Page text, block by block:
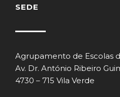
SEDE
Agrupamento de Escolas
Av. Dr. António Ribeiro
4730 – 715 Vila Verde